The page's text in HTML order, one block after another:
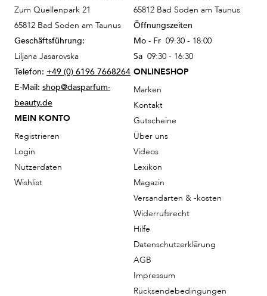
Zum Quellenpark 21
65812 Bad Soden am Taunus
Geschäftsführung:
Liljana Jasarovska
Telefon: +49 (0) 6196 7668264
E-Mail: shop@dasparfum-
beauty.de
MEIN KONTO
Registrieren
Login
Nutzerdaten
Wishlist
65812 Bad Soden am Taunus
Öffnungszeiten
Mo - Fr 09:30 - 18:00
Sa 09:30 - 16:30
ONLINESHOP
Marken
Kontakt
Gutscheine
Über uns
Videos
Lexikon
Magazin
Versandarten & -kosten
Widerrufsrecht
Hilfe
Datenschutzerklärung
AGB
Impressum
Rücksendebedingungen